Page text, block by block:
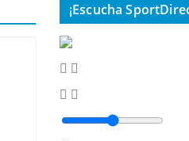
¡Escucha